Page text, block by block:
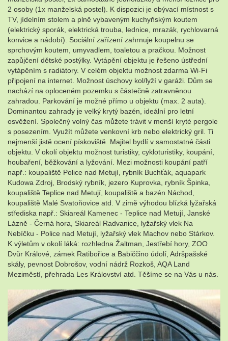
2 osoby (1x manželská postel). K dispozici je obývací místnost s
TV, jídelním stolem a plně vybaveným kuchyňským koutem
(elektrický sporák, elektrická trouba, lednice, mrazák, rychlovarná
konvice a nádobí). Sociální zařízení zahrnuje koupelnu se
sprchovým koutem, umyvadlem, toaletou a pračkou. Možnost
zapůjčení dětské postýlky. Vytápění objektu je řešeno ústřední
vytápěním s radiátory. V celém objektu možnost zdarma Wi-Fi
připojení na internet. Možnost úschovy kol/lyží v garáži. Dům se
nachází na oploceném pozemku s částečně zatravněnou
zahradou. Parkování je možné přímo u objektu (max. 2 auta).
Dominantou zahrady je velký krytý bazén, ideální pro letní
osvěžení. Společný volný čas můžete trávit v menší kryté pergole
s posezením. Využít můžete venkovní krb nebo elektrický gril. Ti
nejmenší jistě ocení pískoviště. Majitel bydlí v samostatné části
objektu. V okolí objektu možnost turistiky, cykloturistiky, koupání,
houbaření, běžkování a lyžování. Mezi možnosti koupání patří
např.: koupaliště Police nad Metují, rybník Buchťák, aquapark
Kudowa Zdroj, Brodský rybník, jezero Kuprovka, rybník Špinka,
koupaliště Teplice nad Metují, koupaliště a bazén Náchod,
koupaliště Malé Svatoňovice atd. V zimě výhodou blízká lyžařská
střediska např.: Skiareál Kamenec - Teplice nad Metují, Janské
Lázně - Černá hora, Skiareál Radvanice, lyžařský vlek Na
Nebíčku - Police nad Metují, lyžařský vlek Machov nebo Stárkov.
K výletům v okolí láká: rozhledna Žaltman, Jestřebí hory, ZOO
Dvůr Králové, zámek Ratibořice a Babiččino údolí, Adršpašské
skály, pevnost Dobrošov, vodní nádrž Rozkoš, AQA Land
Meziměstí, přehrada Les Království atd. Těšíme se na Vás u nás.